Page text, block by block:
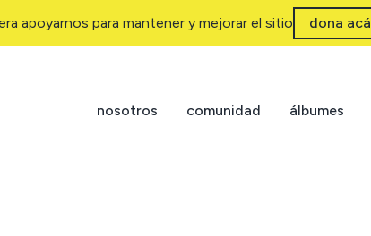
apoyarnos para mantener y mejorar el sitio dona acá
nosotros comunidad álbumes